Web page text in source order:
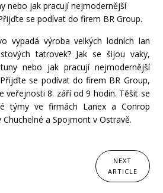
nebo jak pracují nejmodernější
se podívat do firem BR Group.
vypadá výroba velkých lodních lan
tatrovek? Jak se šijou vaky,
nebo jak pracují nejmodernější
se podívat do firem BR Group,
veřejnosti 8. září od 9 hodin. Těšit se
týmy ve firmách Lanex a Conrop
a Spojmont v Ostravě.
NEXT
ARTICLE